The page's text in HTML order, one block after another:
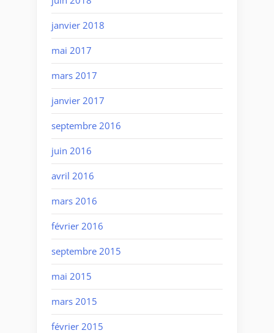
janvier 2018
mai 2017
mars 2017
janvier 2017
septembre 2016
juin 2016
avril 2016
mars 2016
février 2016
septembre 2015
mai 2015
mars 2015
février 2015